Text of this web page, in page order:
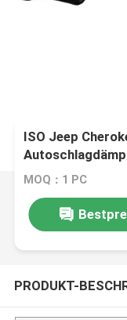
ISO Jeep
MOQ：1 PC
PRODUKT-